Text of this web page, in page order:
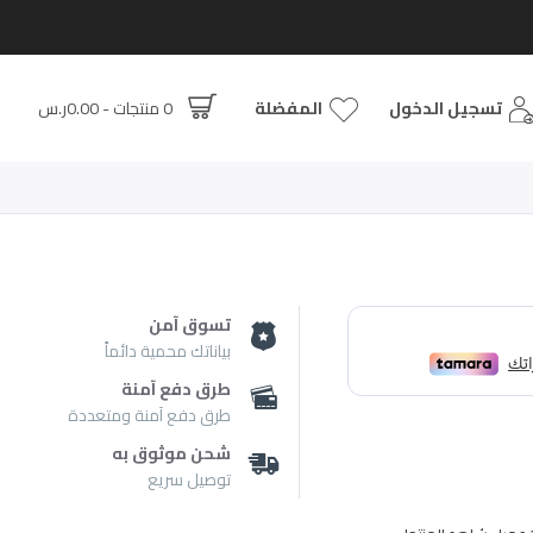
تسجيل الدخول المفضلة 0 منتجات - 0.00ر.س
تسوق آمن
بياناتك محمية دائماً
طرق دفع آمنة
طرق دفع آمنة ومتعددة
شحن موثوق به
توصيل سريع